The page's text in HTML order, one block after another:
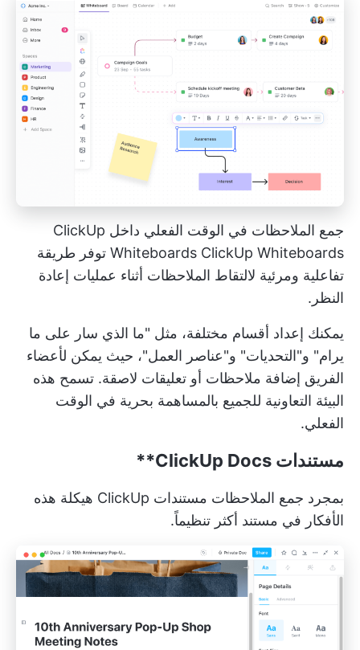
جمع الملاحظات في الوقت الفعلي داخل ClickUp
Whiteboards ClickUp Whiteboards
توفر طريقة
تفاعلية ومرئية لالتقاط الملاحظات أثناء عمليات إعادة
النظر.
يمكنك إعداد أقسام مختلفة، مثل "ما الذي سار على ما
يرام" و"التحديات" و"عناصر العمل"، حيث يمكن لأعضاء
الفريق إضافة ملاحظات أو تعليقات لاصقة. تسمح هذه
البيئة التعاونية للجميع بالمساهمة بحرية في الوقت
الفعلي.
مستندات ClickUp Docs**
بمجرد جمع الملاحظات مستندات ClickUp
هيكلة هذه
الأفكار في مستند أكثر تنظيماً.